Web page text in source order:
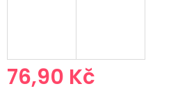
76,90 Kč